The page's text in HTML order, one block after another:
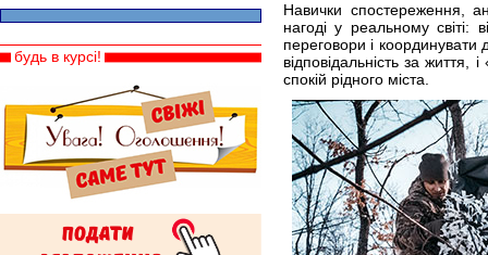
Навички спостереження,
нагоді у реальному світі:
переговори і координувати
відповідальність за життя,
спокій рідного міста.
будь в курсі!